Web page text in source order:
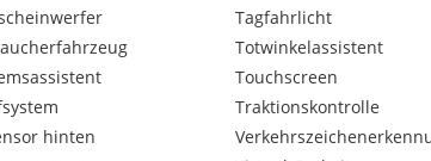
und
hinten
Tagfahrlicht
Totwinkelassistent
Touchscreen
Traktionskontrolle